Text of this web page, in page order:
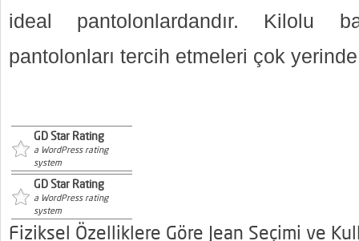
ideal pantolonlardandır. Kilolu
pantolonları tercih etmeleri çok
GD Star Rating
a WordPress rating
system
GD Star Rating
a WordPress rating
system
Fiziksel Özelliklere Göre Jean Seçimi ve